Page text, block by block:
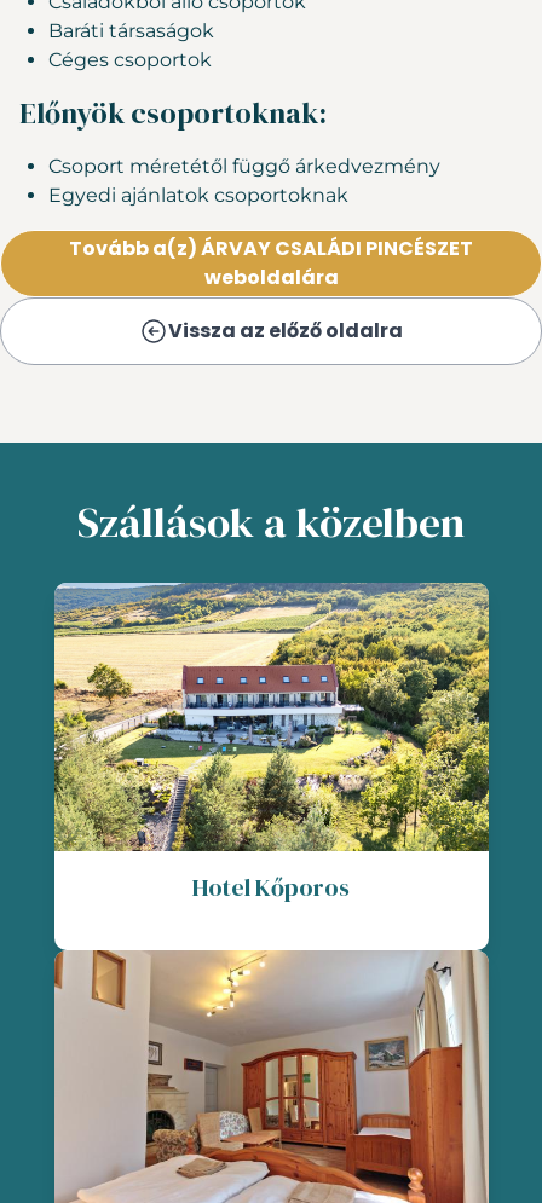
Baráti társaságok
Céges csoportok
Előnyök csoportoknak:
Csoport méretétől függő árkedvezmény
Egyedi ajánlatok csoportoknak
Tovább a(z) ÁRVAY CSALÁDI PINCÉSZET
weboldalára
Vissza az előző oldalra
Szállások a közelben
Hotel Kőporos